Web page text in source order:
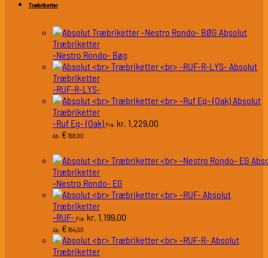
Træbriketter
Absolut
Træbriketter
-Nestro Rondo- Bøg
Absolut
Træbriketter
-RUF-R-LYS-
Absolut
Træbriketter
-Ruf Eg- (Oak) Fra: kr. 1.229,00
Ab: €168,00
Træbriketter
-Nestro Rondo- EG
Absolut
Træbriketter
-RUF- Fra: kr. 1.199,00
Ab: €164,00
Absolut
Træbriketter